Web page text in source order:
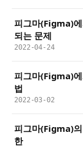
피그마(Figma)
되는 문제
2022-04-24
피그마(Figma)
법
2022-03-02
피그마(Figma)
한